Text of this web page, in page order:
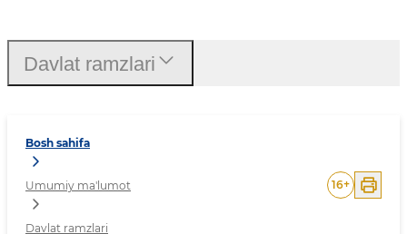
Bosh sahifa
Umumiy ma'lumot
Davlat ramzlari
16+
Davlat ramzlari